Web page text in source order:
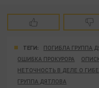
ТЕГИ: ПОГИБЛА ГРУППА
ОШИБКА ПРОКУРОРА
НЕТОЧНОСТЬ В ДЕЛЕ О
ГРУППА ДЯТЛОВА